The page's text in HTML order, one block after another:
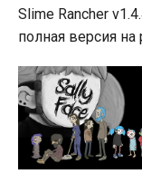
Slime Rancher
полная версия на